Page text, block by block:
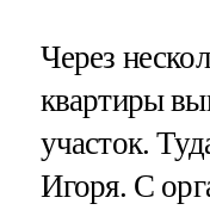
Через
квартиры
участок.
Игоря. С